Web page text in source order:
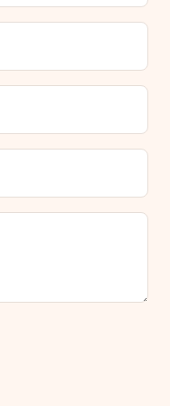
entrega e portes
para entrega?
uma data específica
seu pedido, uma
de entrega ser-lhe-á
for expedido, a
entregar o mesmo.
recebo o meu
encontrados na
que estas datas
uma opção de
numa caixa ou num
em qual opção o seu
contacto com a